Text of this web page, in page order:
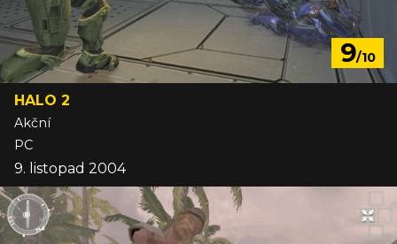
9/10
HALO 2
Akční
PC
9. listopad 2004